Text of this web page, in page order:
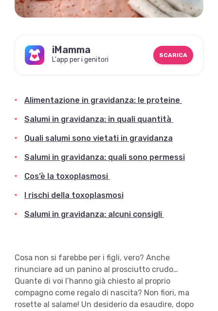
iMamma
L'app per i genitori
SCARICA
Alimentazione in gravidanza: le proteine
Salumi in gravidanza: in quali quantità
Quali salumi sono vietati in gravidanza
Salumi in gravidanza: quali sono permessi
Cos’è la toxoplasmosi
I rischi della toxoplasmosi
Salumi in gravidanza: alcuni consigli
Cosa non si farebbe per i figli, vero? Anche
rinunciare ad un panino al prosciutto crudo…
Quante di voi l’hanno già chiesto al proprio
compagno come regalo di nascita? Non fiori, ma
rosette al salame! Un desiderio da esaudire, dopo